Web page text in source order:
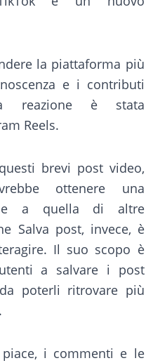
la piattaforma più
e i contributi
reazione è stata
Reels.
brevi post video,
ottenere una
a quella di altre
Salva post, invece, è
Il suo scopo è
a salvare i post
poterli ritrovare più
i commenti e le